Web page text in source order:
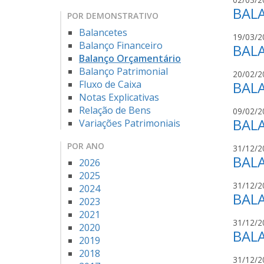
POR DEMONSTRATIVO
Balancetes
Balanço Financeiro
Balanço Orçamentário
Balanço Patrimonial
Fluxo de Caixa
Notas Explicativas
Relação de Bens
Variações Patrimoniais
POR ANO
2026
2025
2024
2023
2021
2020
2019
2018
19/03/
20/02/
09/02/
31/12/
31/12/
31/12/
31/12/